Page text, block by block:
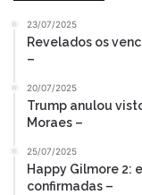
23/07/2025
Revelados os
–
20/07/2025
Trump anulou
Moraes –
25/07/2025
Happy Gilmore 2:
confirmadas –